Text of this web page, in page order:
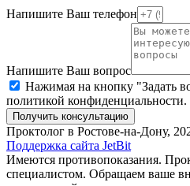
Напишите Ваш телефон
Напишите Ваш вопрос
Нажимая на кнопку "Задать
политикой конфиденциальности.
Получить консультацию
Проктолог в Ростове-на-Дону,
Поддержка сайта JetBit
Имеются противопоказания.
специалистом. Обращаем ваше